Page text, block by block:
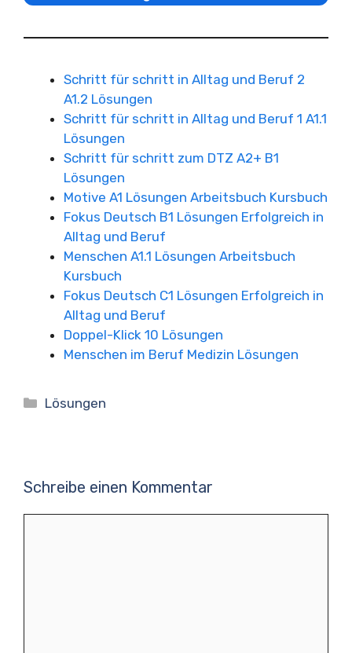
Schritt für schritt in Alltag und Beruf 2
A1.2 Lösungen
Schritt für schritt in Alltag und Beruf 1 A1.1
Lösungen
Schritt für schritt zum DTZ A2+ B1
Lösungen
Motive A1 Lösungen Arbeitsbuch Kursbuch
Fokus Deutsch B1 Lösungen Erfolgreich in
Alltag und Beruf
Menschen A1.1 Lösungen Arbeitsbuch
Kursbuch
Fokus Deutsch C1 Lösungen Erfolgreich in
Alltag und Beruf
Doppel-Klick 10 Lösungen
Menschen im Beruf Medizin Lösungen
Kategorien
Lösungen
Schreibe einen Kommentar